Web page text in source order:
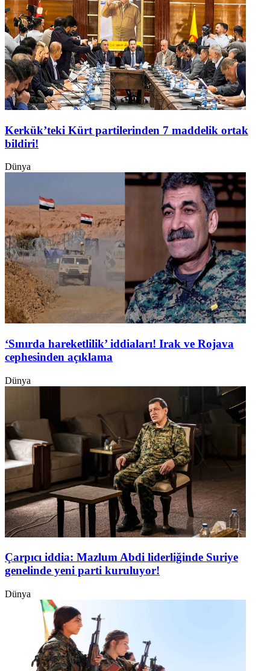
Kerkük’teki Kürt partilerinden 7 maddelik ortak
bildiri!
Dünya
‘Sınırda hareketlilik’ iddiaları! Irak ve Rojava
cephesinden açıklama
Dünya
Çarpıcı iddia: Mazlum Abdi liderliğinde Suriye
genelinde yeni parti kuruluyor!
Dünya